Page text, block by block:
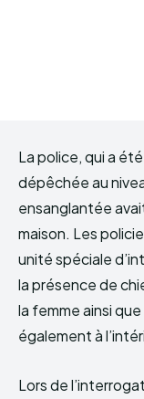
La police, qui a
dépêchée au
ensanglantée
maison. Les
unité spéciale
la présence de
la femme ainsi
également à
Lors de